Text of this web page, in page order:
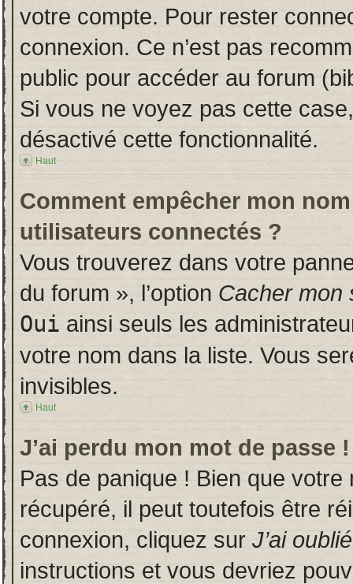
votre compte. Pour rester
connexion. Ce n’est pas
public pour accéder au forum
Si vous ne voyez pas cette
désactivé cette fonctionnalité.
Haut
Comment empêcher mon
utilisateurs connectés ?
Vous trouverez dans votre
du forum », l’option Cacher mon
Oui ainsi seuls les
votre nom dans la liste. Vous
invisibles.
Haut
J’ai perdu mon mot de passe !
Pas de panique ! Bien que
récupéré, il peut toutefois être
connexion, cliquez sur J’ai
instructions et vous devriez